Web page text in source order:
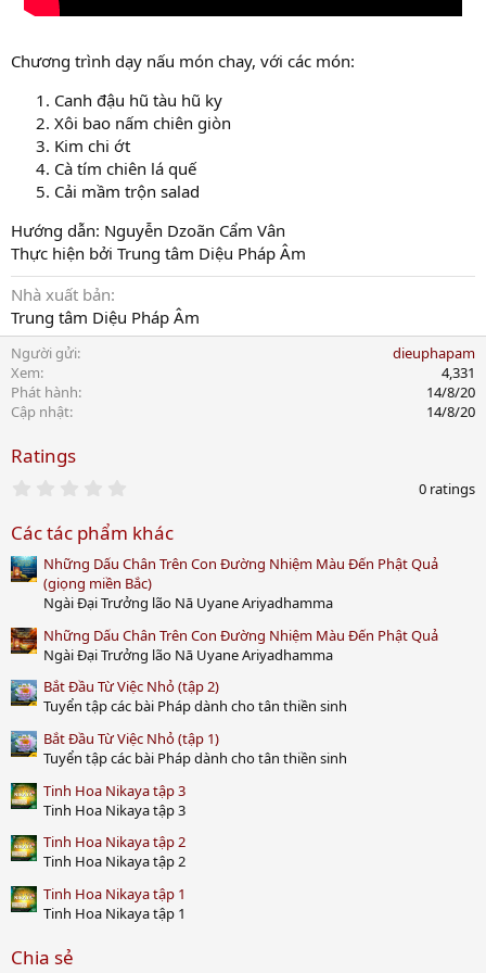
Chương trình dạy nấu món chay, với các món:
Canh đậu hũ tàu hũ ky
Xôi bao nấm chiên giòn
Kim chi ớt
Cà tím chiên lá quế
Cải mầm trộn salad
Hướng dẫn: Nguyễn Dzoãn Cẩm Vân
Thực hiện bởi Trung tâm Diệu Pháp Âm
Nhà xuất bản
Trung tâm Diệu Pháp Âm
Người gửi
dieuphapam
Xem
4,331
Phát hành
14/8/20
Cập nhật
14/8/20
Ratings
0
t
a
r
(
s
)
0 ratings
Các tác phẩm khác
Những Dấu Chân Trên Con Đường Nhiệm Màu Đến Phật Quả
(giọng miền Bắc)
Ngài Đại Trưởng lão Nā Uyane Ariyadhamma
Những Dấu Chân Trên Con Đường Nhiệm Màu Đến Phật Quả
Ngài Đại Trưởng lão Nā Uyane Ariyadhamma
Bắt Đầu Từ Việc Nhỏ (tập 2)
Tuyển tập các bài Pháp dành cho tân thiền sinh
Bắt Đầu Từ Việc Nhỏ (tập 1)
Tuyển tập các bài Pháp dành cho tân thiền sinh
Tinh Hoa Nikaya tập 3
Tinh Hoa Nikaya tập 3
Tinh Hoa Nikaya tập 2
Tinh Hoa Nikaya tập 2
Tinh Hoa Nikaya tập 1
Tinh Hoa Nikaya tập 1
Chia sẻ